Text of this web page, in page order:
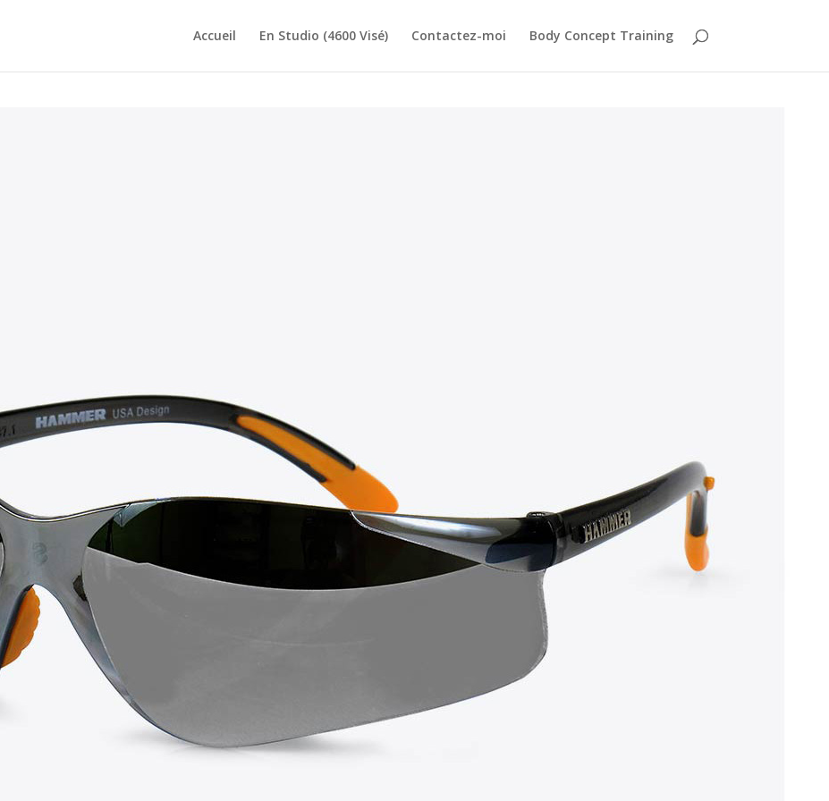
Accueil En Studio (4600 Visé) Contactez-moi Body Concept Training